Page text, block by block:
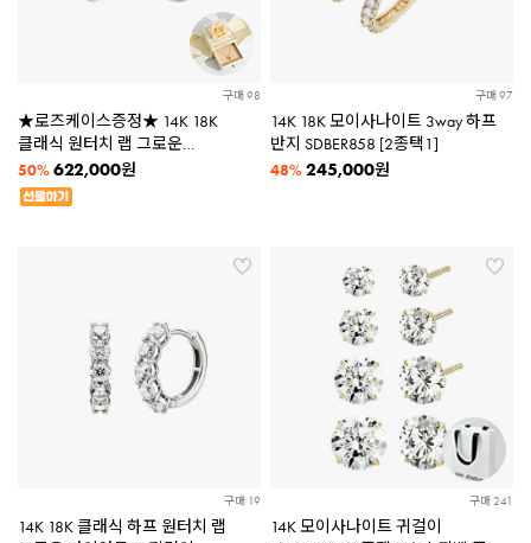
구매 98
★로즈케이스증정★ 14K 18K
클래식 원터치 랩 그로운
다이아몬드 귀걸이 LDBCE192
50% 622,000원
구매 97
14K 18K 모이사나이트 3way 하프
반지 SDBER858 [2종택1]
48% 245,000원
구매 19
14K 18K 클래식 하프 원터치 랩
구매 241
14K 모이사나이트 귀걸이